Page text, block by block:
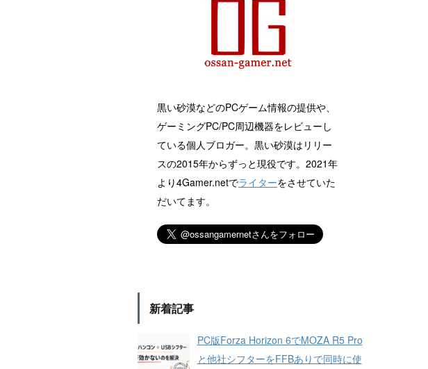
黒い砂漠などのPCゲーム情報の提供や、
ゲーミングPC/PC周辺機器をレビューし
ている個人ブロガー。黒い砂漠はリリー
スの2015年からずっと現役です。2021年
より4Gamer.netでライターをさせていた
だいてます。
新着記事
PC版Forza Horizon 6でMOZA R5 Pro
と他社シフターをFFBありで同時に使